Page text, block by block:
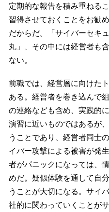
定期的な報告を積み重ねる
習得させておくことをお勧
だからだ。「サイバーセキ
丸」、その中には経営者も
ない。
前職では、経営層に向けた
ある。経営者を巻き込んで
の連絡なども含め、実践的
演習に近いものではあるが
うことであり、経営者同士
イバー攻撃による被害が発
者がパニックになっては、
めだ。疑似体験を通して自
うことが大切になる。サイ
社的に関わっていくことが